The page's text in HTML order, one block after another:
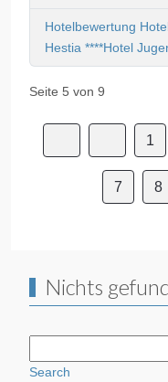
Hotelbewertung
Hestia ****Hotel
Seite 5 von 9
1
7 8
Nichts
Search